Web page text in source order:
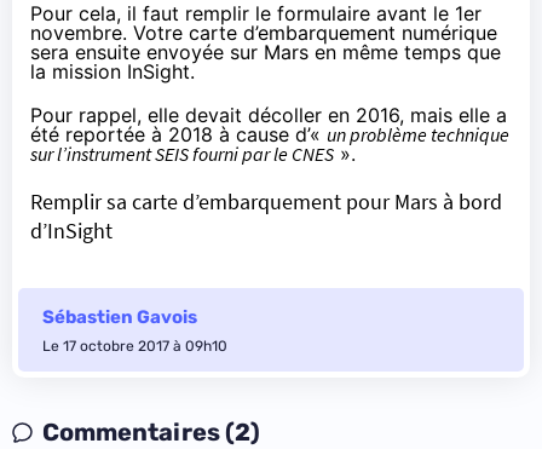
Pour cela, il faut remplir le formulaire avant le 1er
novembre. Votre carte d’embarquement numérique
sera ensuite envoyée sur Mars en même temps que
la mission InSight.
Pour rappel, elle devait décoller en 2016, mais elle a
été reportée à 2018 à cause d’« un problème technique
sur l’instrument SEIS fourni par le CNES ».
Remplir sa carte d’embarquement pour Mars à bord
d’InSight
Sébastien Gavois
Le 17 octobre 2017 à 09h10
Commentaires (2)